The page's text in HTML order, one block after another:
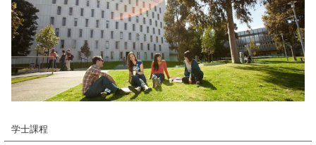
学士課程